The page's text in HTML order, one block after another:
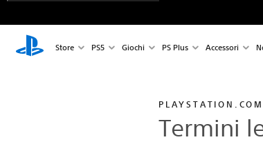
Store PS5 Giochi PS Plus Accessori
PLAYSTATION.COM
Termini